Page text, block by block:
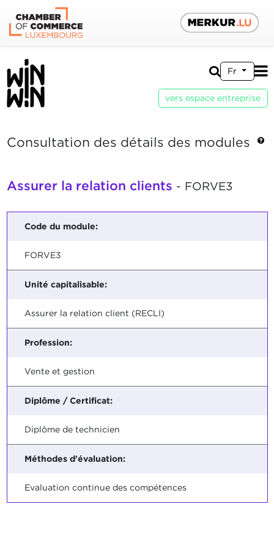
Fr
vers espace entreprise
Consultation des détails des modules
Assurer la relation clients - FORVE3
Code du module:
FORVE3
Unité capitalisable:
Assurer la relation client (RECLI)
Profession:
Vente et gestion
Diplôme / Certificat:
Diplôme de technicien
Méthodes d'évaluation:
Evaluation continue des compétences